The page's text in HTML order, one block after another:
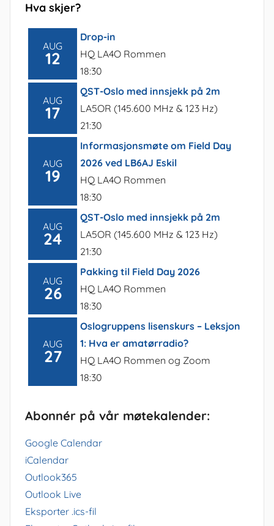
Hva skjer?
AUG
12
Drop-in
HQ LA4O Rommen
18:30
AUG
17
QST-Oslo med innsjekk på 2m
LA5OR (145.600 MHz & 123 Hz)
21:30
AUG
19
Informasjonsmøte om Field Day
2026 ved LB6AJ Eskil
HQ LA4O Rommen
18:30
AUG
24
QST-Oslo med innsjekk på 2m
LA5OR (145.600 MHz & 123 Hz)
21:30
AUG
26
Pakking til Field Day 2026
HQ LA4O Rommen
18:30
AUG
27
Oslogruppens lisenskurs – Leksjon
1: Hva er amatørradio?
HQ LA4O Rommen og Zoom
18:30
Abonnér på vår møtekalender:
Google Calendar
iCalendar
Outlook365
Outlook Live
Eksporter .ics-fil